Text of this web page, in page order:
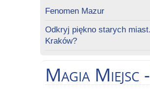
Fenomen Mazur
Odkryj piękno starych
Kraków?
MagiaMiejsc